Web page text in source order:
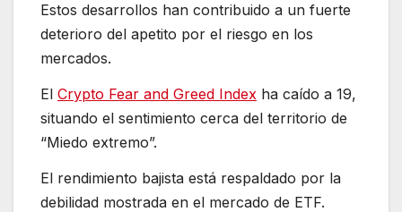
Estos desarrollos han contribuido a un fuerte
deterioro del apetito por el riesgo en los
mercados.
El Crypto Fear and Greed Index ha caído a 19,
situando el sentimiento cerca del territorio de
“Miedo extremo”.
El rendimiento bajista está respaldado por la
debilidad mostrada en el mercado de ETF.